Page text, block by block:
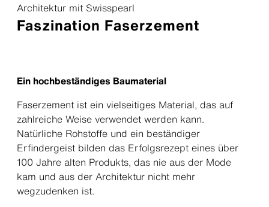
Architektur mit Swisspearl
Faszination Faserzement
Ein hochbeständiges Baumaterial
Faserzement ist ein vielseitiges Material, das auf
zahlreiche Weise verwendet werden kann.
Natürliche Rohstoffe und ein beständiger
Erfindergeist bilden das Erfolgsrezept eines über
100 Jahre alten Produkts, das nie aus der Mode
kam und aus der Architektur nicht mehr
wegzudenken ist.